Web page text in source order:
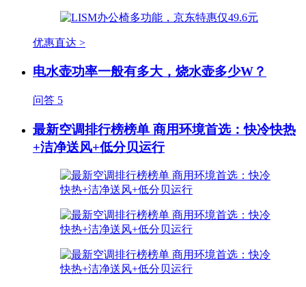
优惠直达 >
电水壶功率一般有多大，烧水壶多少W？
问答 5
最新空调排行榜榜单 商用环境首选：快冷快热
+洁净送风+低分贝运行